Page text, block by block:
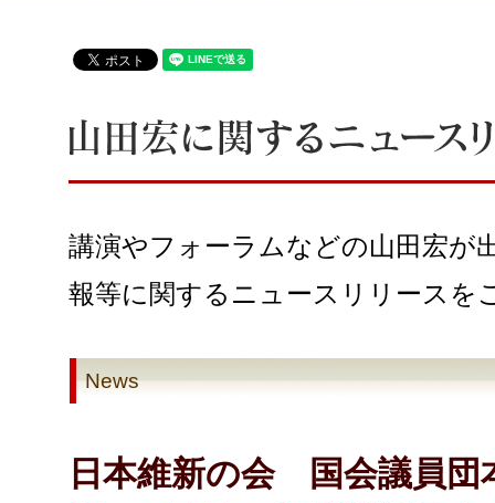
講演やフォーラムなどの山田宏が
報等に関するニュースリリースを
News
日本維新の会 国会議員